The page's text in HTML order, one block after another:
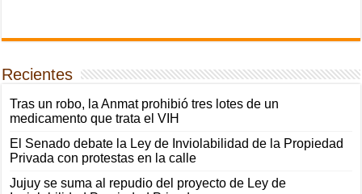
Recientes
Tras un robo, la Anmat prohibió tres lotes de un
medicamento que trata el VIH
El Senado debate la Ley de Inviolabilidad de la Propiedad
Privada con protestas en la calle
Jujuy se suma al repudio del proyecto de Ley de